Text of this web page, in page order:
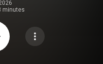
minutes